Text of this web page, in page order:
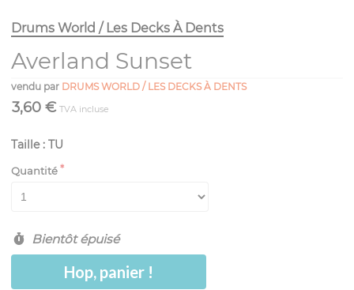
Drums World / Les Decks À Dents
Averland Sunset
vendu par DRUMS WORLD / LES DECKS À DENTS
3,60 € TVA incluse
Taille : TU
Quantité
Bientôt épuisé
Hop, panier !